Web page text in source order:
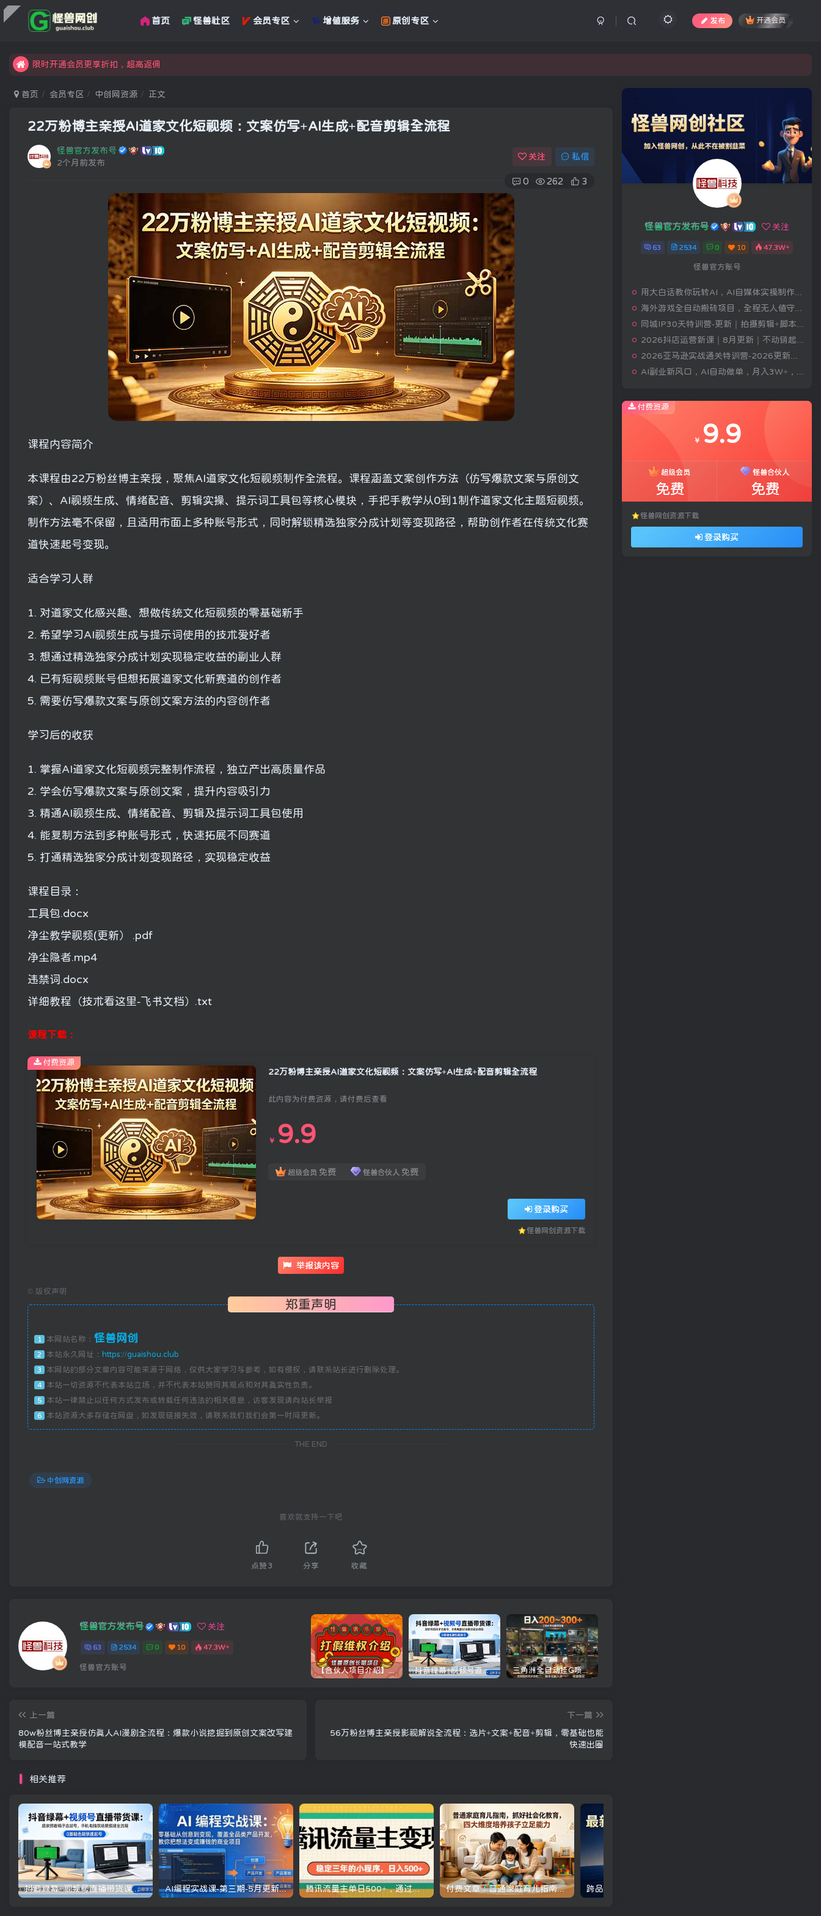
首页 怪兽社区 会员专区 增值服务 原创专区 发布 开通会员
汇集各领域的创新者、创业者和副业经营者，共同探索创业和创新的未来
限时开通会员更享折扣，超高返佣
首页 会员专区 中创网资源 正文
22万粉博主亲授AI道家文化短视频：文案仿写+AI生成+配音剪辑全流程
怪兽官方发布号
2个月前发布
关注 私信
0 262 3
课程内容简介
本课程由22万粉丝博主亲授，聚焦AI道家文化短视频制作全流程。课程涵盖文案创作方法（仿写爆款文案与原创文
案）、AI视频生成、情绪配音、剪辑实操、提示词工具包等核心模块，手把手教学从0到1制作道家文化主题短视频。
制作方法毫不保留，且适用市面上多种账号形式，同时解锁精选独家分成计划等变现路径，帮助创作者在传统文化赛
道快速起号变现。
适合学习人群
1. 对道家文化感兴趣、想做传统文化短视频的零基础新手
2. 希望学习AI视频生成与提示词使用的技术爱好者
3. 想通过精选独家分成计划实现稳定收益的副业人群
4. 已有短视频账号但想拓展道家文化新赛道的创作者
5. 需要仿写爆款文案与原创文案方法的内容创作者
学习后的收获
1. 掌握AI道家文化短视频完整制作流程，独立产出高质量作品
2. 学会仿写爆款文案与原创文案，提升内容吸引力
3. 精通AI视频生成、情绪配音、剪辑及提示词工具包使用
4. 能复制方法到多种账号形式，快速拓展不同赛道
5. 打通精选独家分成计划变现路径，实现稳定收益
课程目录：
工具包.docx
净尘教学视频(更新） .pdf
净尘隐者.mp4
违禁词.docx
详细教程（技术看这里-飞书文档）.txt
课程下载：
22万粉博主亲授AI道家文化短视频：文案仿写+AI生成+配音剪辑全流程
此内容为付费资源，请付费后查看
￥ 9.9
超级会员 免费 怪兽合伙人 免费
登录购买
怪兽网创资源下载
付费资源
举报该内容
© 版权声明
郑重声明
1 本网站名称： 怪兽网创
2 本站永久网址： https://guaishou.club
3 本网站的部分文章内容可能来源于网络，仅供大家学习与参考，如有侵权，请联系站长进行删除处理。
4 本站一切资源不代表本站立场，并不代表本站赞同其观点和对其真实性负责。
5 本站一律禁止以任何方式发布或转载任何违法的相关信息，访客发现请向站长举报
6 本站资源大多存储在网盘，如发现链接失效，请联系我们我们会第一时间更新。
THE END
中创网资源
喜欢就支持一下吧
点赞 3 分享 收藏
怪兽官方发布号 关注
63 2534 0 10 47.3W+
怪兽官方账号 【合伙人项目介绍】打假维权项目介绍 抖音绿幕+视频号直播带货课：居家照着稿子念起号，手机电脑双场景搭建全流程 三角洲全自动挂G项目，一台电脑即可操作，防封稳账号，日收益300+，收益全程包回收，省心稳賺【揭秘】
上一篇
80w粉丝博主亲授仿真人AI漫剧全流程：爆款小说挖掘到原创文案改写建
模配音一站式教学
下一篇
56万粉丝博主亲授影视解说全流程：选片+文案+配音+剪辑，零基础也能
快速出圈
相关推荐
抖音绿幕+视频号直播带货课：居家照着稿子念起号，手机电脑双场景搭建全流程 AI编程实战课-第三期-5月更新：零基础从创意到变现，覆盖全品类产品开发，把想法变成赚钱项目 腾讯流量主单日500+，通过搭建实用工具类小程序，达到稳定躺赚腾讯广告收益 付费文章：普通家庭育儿指南，抓好社会化教育，四大维度培养孩子立足能力
怪兽官方发布号 关注
63 2534 0 10 47.3W+
怪兽官方账号
付费资源
￥ 9.9
超级会员
免费
怪兽合伙人
免费
怪兽网创资源下载
登录购买